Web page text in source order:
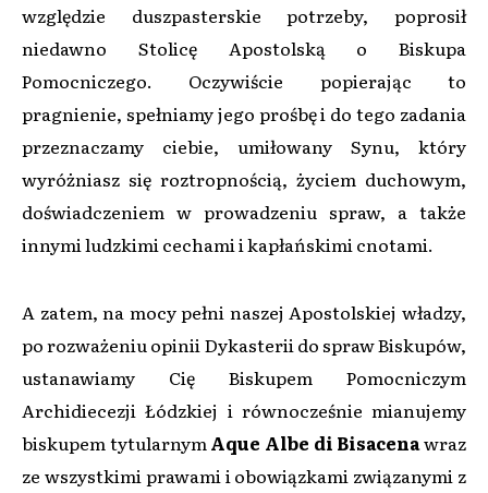
względzie duszpasterskie potrzeby, poprosił
niedawno Stolicę Apostolską o Biskupa
Pomocniczego. Oczywiście popierając to
pragnienie, spełniamy jego prośbę i do tego zadania
przeznaczamy ciebie, umiłowany Synu, który
wyróżniasz się roztropnością, życiem duchowym,
doświadczeniem w prowadzeniu spraw, a także
innymi ludzkimi cechami i kapłańskimi cnotami.
A zatem, na mocy pełni naszej Apostolskiej władzy,
po rozważeniu opinii Dykasterii do spraw Biskupów,
ustanawiamy Cię Biskupem Pomocniczym
Archidiecezji Łódzkiej i równocześnie mianujemy
biskupem tytularnym Aque Albe di Bisacenawraz
ze wszystkimi prawami i obowiązkami związanymi z